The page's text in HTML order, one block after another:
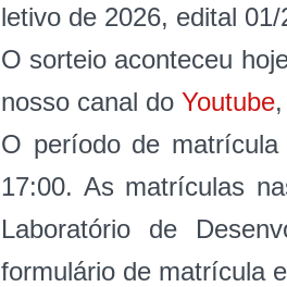
letivo de 2026, edital
O sorteio aconteceu
nosso canal do Youtube
O período de
17:00. As matrículas
Laboratório de
formulário de matrícula